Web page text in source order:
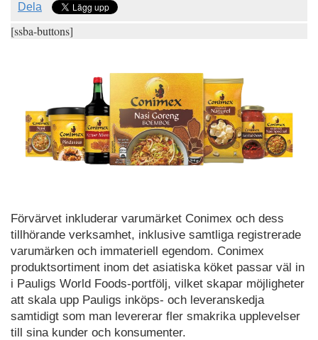
Dela
[ssba-buttons]
Förvärvet inkluderar varumärket Conimex och dess
tillhörande verksamhet, inklusive samtliga registrerade
varumärken och immateriell egendom. Conimex
produktsortiment inom det asiatiska köket passar väl in
i Pauligs World Foods-portfölj, vilket skapar möjligheter
att skala upp Pauligs inköps- och leveranskedja
samtidigt som man levererar fler smakrika upplevelser
till sina kunder och konsumenter.